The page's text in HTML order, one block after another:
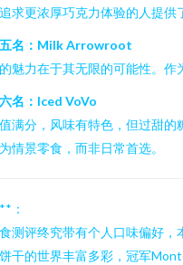
求更浓厚巧克力体验的人提供
名：Milk Arrowroot
魅力在于其无限的可能性。
名：Iced VoVo
满分，风味有特色，但过甜
情景零食，而非日常首选。
：
测评终究带有个人口味偏好
干的世界丰富多彩，冠军